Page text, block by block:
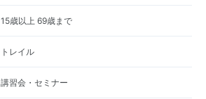
15歳以上 69歳まで
トレイル
講習会・セミナー